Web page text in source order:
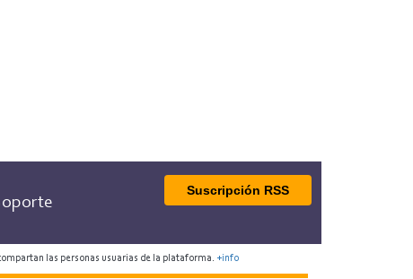
Suscripción RSS
las personas usuarias de la plataforma. +info